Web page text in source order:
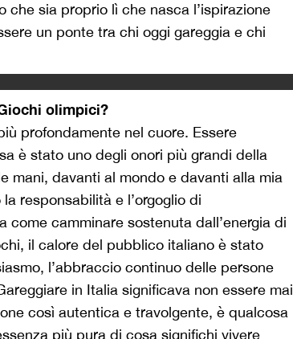
sia proprio lì che nasca l’ispirazione
un ponte tra chi oggi gareggia e chi
olimpici?
profondamente nel cuore. Essere
è stato uno degli onori più grandi della
mani, davanti al mondo e davanti alla mia
responsabilità e l’orgoglio di
come camminare sostenuta dall’energia di
il calore del pubblico italiano è stato
l’abbraccio continuo delle persone
in Italia significava non essere mai
così autentica e travolgente, è qualcosa
più pura di cosa significhi vivere